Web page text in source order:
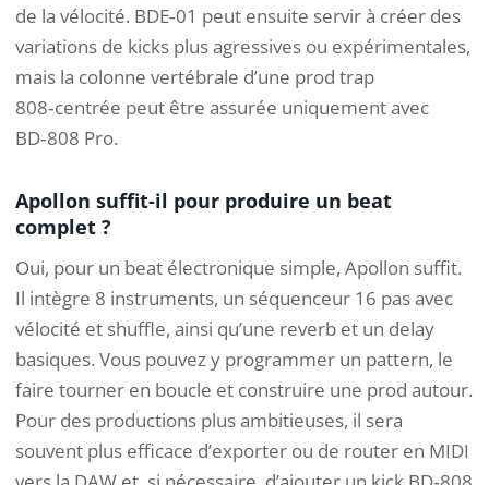
de la vélocité. BDE‑01 peut ensuite servir à créer des
variations de kicks plus agressives ou expérimentales,
mais la colonne vertébrale d’une prod trap
808‑centrée peut être assurée uniquement avec
BD‑808 Pro.
Apollon suffit-il pour produire un beat
complet ?
Oui, pour un beat électronique simple, Apollon suffit.
Il intègre 8 instruments, un séquenceur 16 pas avec
vélocité et shuffle, ainsi qu’une reverb et un delay
basiques. Vous pouvez y programmer un pattern, le
faire tourner en boucle et construire une prod autour.
Pour des productions plus ambitieuses, il sera
souvent plus efficace d’exporter ou de router en MIDI